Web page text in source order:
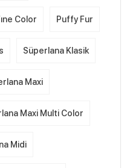
Color Puffy Fur
Süperlana Klasik
Maxi
Maxi Multi Color
Midi